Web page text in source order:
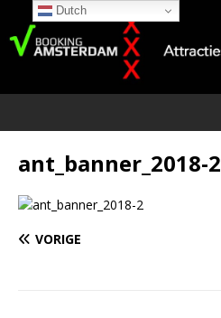
ant_banner_2018-2
VORIGE
Dutch